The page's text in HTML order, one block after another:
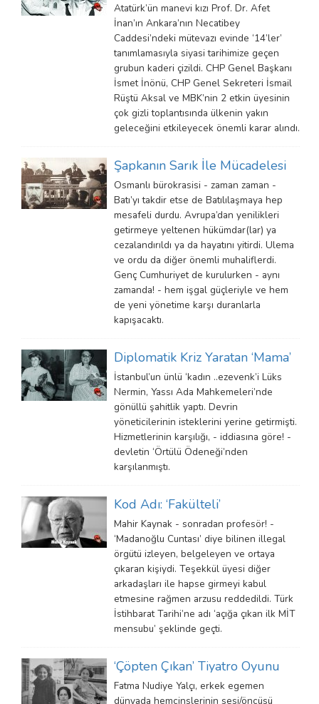
Atatürk’ün manevi kızı Prof. Dr. Afet
İnan’ın Ankara’nın Necatibey
Caddesi’ndeki mütevazı evinde ‘14’ler’
tanımlamasıyla siyasi tarihimize geçen
grubun kaderi çizildi. CHP Genel Başkanı
İsmet İnönü, CHP Genel Sekreteri İsmail
Rüştü Aksal ve MBK’nin 2 etkin üyesinin
çok gizli toplantısında ülkenin yakın
geleceğini etkileyecek önemli karar alındı.
Şapkanın Sarık İle Mücadelesi
Osmanlı bürokrasisi - zaman zaman -
Batı’yı takdir etse de Batılılaşmaya hep
mesafeli durdu. Avrupa’dan yenilikleri
getirmeye yeltenen hükümdar(lar) ya
cezalandırıldı ya da hayatını yitirdi. Ulema
ve ordu da diğer önemli muhaliflerdi.
Genç Cumhuriyet de kurulurken - aynı
zamanda! - hem işgal güçleriyle ve hem
de yeni yönetime karşı duranlarla
kapışacaktı.
Diplomatik Kriz Yaratan ‘Mama’
İstanbul’un ünlü ‘kadın ..ezevenk’i Lüks
Nermin, Yassı Ada Mahkemeleri’nde
gönüllü şahitlik yaptı. Devrin
yöneticilerinin isteklerini yerine getirmişti.
Hizmetlerinin karşılığı, - iddiasına göre! -
devletin ‘Örtülü Ödeneği’nden
karşılanmıştı.
Kod Adı: ‘Fakülteli’
Mahir Kaynak - sonradan profesör! -
‘Madanoğlu Cuntası’ diye bilinen illegal
örgütü izleyen, belgeleyen ve ortaya
çıkaran kişiydi. Teşekkül üyesi diğer
arkadaşları ile hapse girmeyi kabul
etmesine rağmen arzusu reddedildi. Türk
İstihbarat Tarihi’ne adı ‘açığa çıkan ilk MİT
mensubu’ şeklinde geçti.
‘Çöpten Çıkan’ Tiyatro Oyunu
Fatma Nudiye Yalçı, erkek egemen
dünyada hemcinslerinin sesi/öncüsü